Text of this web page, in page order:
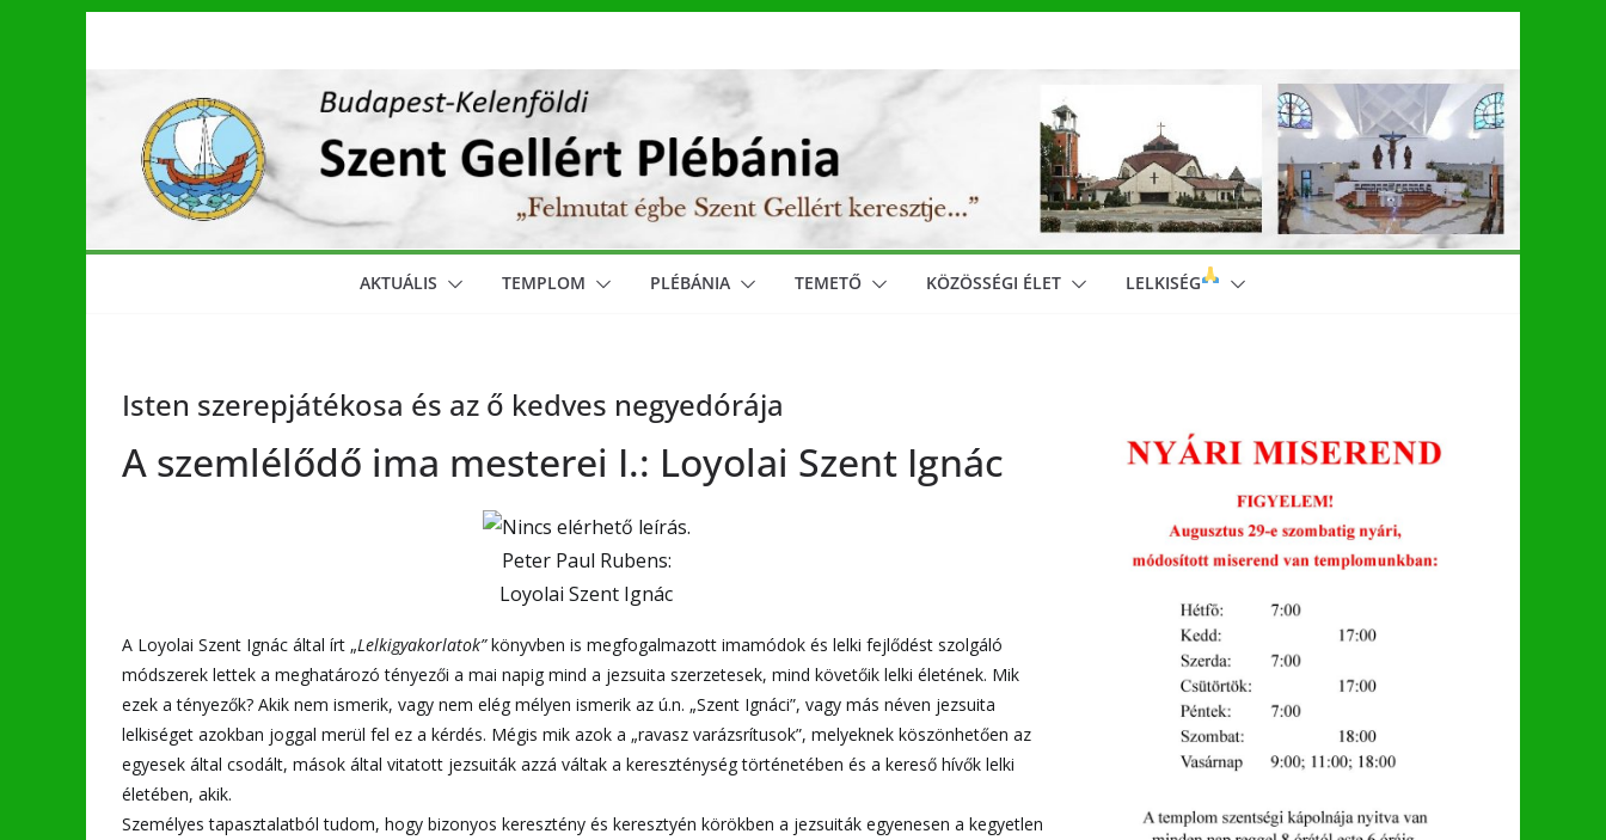
content
AKTUÁLIS TEMPLOM PLÉBÁNIA TEMETŐ KÖZÖSSÉGI ÉLET LELKISÉG
Isten szerepjátékosa és az ő kedves negyedórája
A szemlélődő ima mesterei I.: Loyolai Szent Ignác
Peter Paul Rubens:
Loyolai Szent Ignác
A Loyolai Szent Ignác által írt „Lelkigyakorlatok”könyvben is megfogalmazott imamódok és lelki fejlődést szolgáló
módszerek lettek a meghatározó tényezői a mai napig mind a jezsuita szerzetesek, mind követőik lelki életének. Mik
ezek a tényezők? Akik nem ismerik, vagy nem elég mélyen ismerik az ú.n. „Szent Ignáci”, vagy más néven jezsuita
lelkiséget azokban joggal merül fel ez a kérdés. Mégis mik azok a „ravasz varázsrítusok”, melyeknek köszönhetően az
egyesek által csodált, mások által vitatott jezsuiták azzá váltak a kereszténység történetében és a kereső hívők lelki
életében, akik.
Személyes tapasztalatból tudom, hogy bizonyos keresztény és keresztyén körökben a jezsuiták egyenesen a kegyetlen